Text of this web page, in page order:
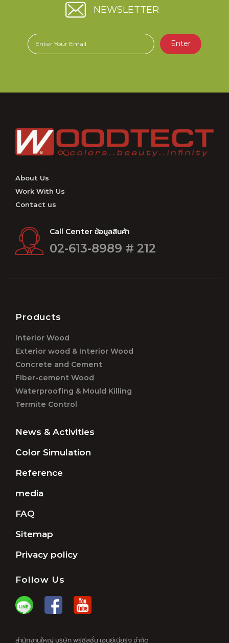
โดยตลอด
NEWSLETTER
Enter
About Us
Work With Us
Contact us
Call Center ข้อมูลสินค้า
02-613-8989 # 212
Products
Interior Wood
Exterior wood & Interior Wood
Concrete and Cement
Fiber-cement Wood
Waterproofing & Mould Killing
Termite Control
News & Activities
Color Simulation
Reference
media
FAQ
Sitemap
Privacy policy
Follow Us
สำนักงานใหญ่ บริษัท พรีซีสชั่น เอนยีเนียริ่ง จำกัด